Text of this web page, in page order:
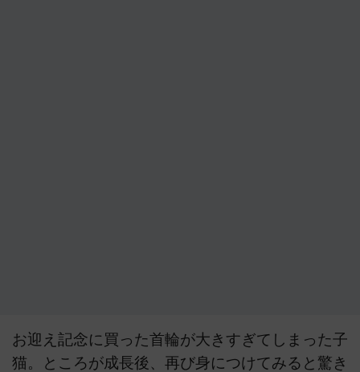
お迎え記念に買った首輪が大きすぎてしまった子
猫。ところが成長後、再び身につけてみると驚き